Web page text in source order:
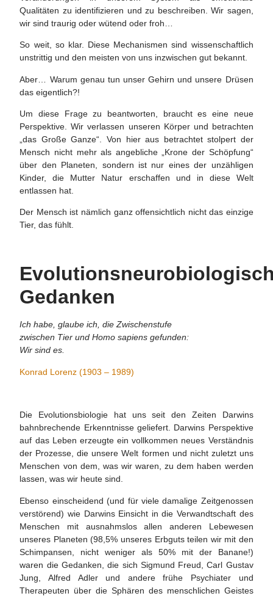
Qualitäten zu identifizieren und zu beschreiben. Wir sagen,
wir sind traurig oder wütend oder froh…
So weit, so klar. Diese Mechanismen sind wissenschaftlich
unstrittig und den meisten von uns inzwischen gut bekannt.
Aber… Warum genau tun unser Gehirn und unsere Drüsen
das eigentlich?!
Um diese Frage zu beantworten, braucht es eine neue
Perspektive. Wir verlassen unseren Körper und betrachten
„das Große Ganze“. Von hier aus betrachtet stolpert der
Mensch nicht mehr als angebliche „Krone der Schöpfung“
über den Planeten, sondern ist nur eines der unzähligen
Kinder, die Mutter Natur erschaffen und in diese Welt
entlassen hat.
Der Mensch ist nämlich ganz offensichtlich nicht das einzige
Tier, das fühlt.
Gedanken
Ich habe, glaube ich, die Zwischenstufe
zwischen Tier und Homo sapiens gefunden:
Wir sind es.
Konrad Lorenz (1903 – 1989)
Die Evolutionsbiologie hat uns seit den Zeiten Darwins
bahnbrechende Erkenntnisse geliefert. Darwins Perspektive
auf das Leben erzeugte ein vollkommen neues Verständnis
der Prozesse, die unsere Welt formen und nicht zuletzt uns
Menschen von dem, was wir waren, zu dem haben werden
lassen, was wir heute sind.
Ebenso einscheidend (und für viele damalige Zeitgenossen
verstörend) wie Darwins Einsicht in die Verwandtschaft des
Menschen mit ausnahmslos allen anderen Lebewesen
unseres Planeten (98,5% unseres Erbguts teilen wir mit den
Schimpansen, nicht weniger als 50% mit der Banane!)
waren die Gedanken, die sich Sigmund Freud, Carl Gustav
Jung, Alfred Adler und andere frühe Psychiater und
Therapeuten über die Sphären des menschlichen Geistes